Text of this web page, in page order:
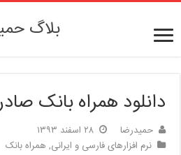
بلاگ
دانلود همراه بانک
حمیدرضا
۲۸ اسفند ۱۳۹۳
نرم افزارهای فارسی و ایرانی, همراه بانک